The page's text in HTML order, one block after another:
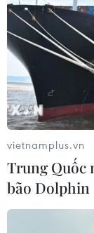
vietnamplus.vn
Trung Quốc
bão Dolphin